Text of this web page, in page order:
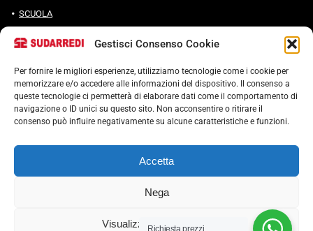
Gestisci Consenso Cookie
Per fornire le migliori esperienze, utilizziamo tecnologie come i cookie per
memorizzare e/o accedere alle informazioni del dispositivo. Il consenso a
queste tecnologie ci permetterà di elaborare dati come il comportamento di
navigazione o ID unici su questo sito. Non acconsentire o ritirare il
consenso può influire negativamente su alcune caratteristiche e funzioni.
Accetta
Nega
Visualizza le preferenze
SCUOLA
CONTRACT
Richiesta prezzi